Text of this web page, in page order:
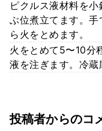
ピクルス液材料を
ぶ位煮立てます。
ら火をとめます。
火をとめて5〜10分
液を注ぎます。冷蔵
投稿者からのコ